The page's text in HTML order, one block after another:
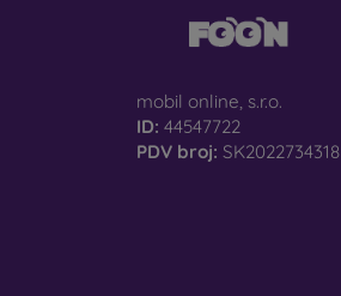
mobil online, s.r.o.
ID: 44547722
PDV broj: SK2022734318